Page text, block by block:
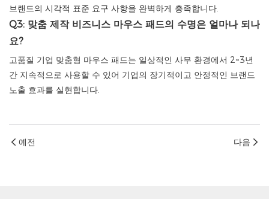
브랜드의 시각적 표준 요구 사항을 완벽하게 충족합니다.
Q3: 맞춤 제작 비즈니스 마우스 패드의 수명은 얼마나 되나
요?
고품질 기업 맞춤형 마우스 패드는 일상적인 사무 환경에서 2~3년
간 지속적으로 사용할 수 있어 기업의 장기적이고 안정적인 브랜드
노출 효과를 실현합니다.
예전 다음